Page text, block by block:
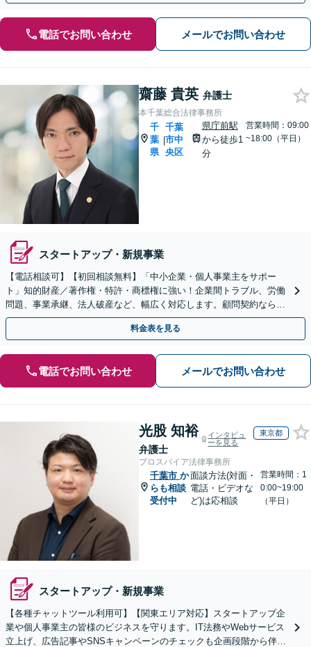
電話でお問い合わせ メールでお問い合わせ
齋藤 貴英 弁護士
本千葉総合法律事務所
千
葉
県
|
千葉
市中
央区
県庁前駅
から徒歩1
分
営業時間：09:00
~18:00（平日）
スタートアップ・新規事業
【電話相談可】【初回相談無料】「中小企業・個人事業主をサポー
ト」知的財産／著作権・特許・商標権に強い！企業間トラブル、労働
問題、事業承継、法人破産など、幅広く対応します。顧問契約なら小
まめなご相談が可能です【本千葉駅徒歩３分】
料金表を見る
電話でお問い合わせ メールでお問い合わせ
光股 知裕
弁護士
インタビュ
ーを見る
東京都
プロスパイア法律事務所
千葉市 か
らも相談
受付中
面談方法(対面・
電話・ビデオな
ど)は応相談
営業時間：1
0:00~19:00
（平日）
スタートアップ・新規事業
【各種チャットツール利用可】【関東エリア対応】スタートアップ企
業や個人事業主の皆様のビジネスを守ります。IT法務やWebサービス
立上げ、広告記事やSNSキャンペーンのチェックも企画段階から伴走